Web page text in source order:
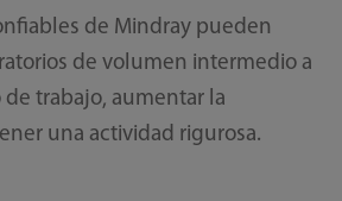
de Mindray pueden
de volumen intermedio a
trabajo, aumentar la
una actividad rigurosa.